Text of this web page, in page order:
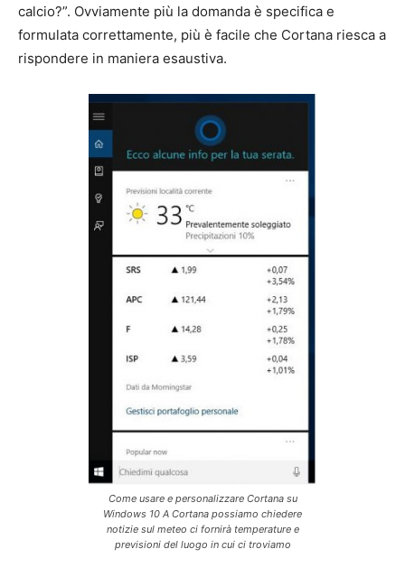
calcio?”. Ovviamente più la domanda è specifica e
formulata correttamente, più è facile che Cortana riesca a
rispondere in maniera esaustiva.
Come usare e personalizzare Cortana su
Windows 10 A Cortana possiamo chiedere
notizie sul meteo ci fornirà temperature e
previsioni del luogo in cui ci troviamo